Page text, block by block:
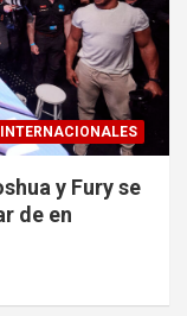
y Fury se
de en